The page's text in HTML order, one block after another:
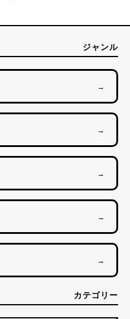
ジャンル
→
→
→
→
→
カテゴリー